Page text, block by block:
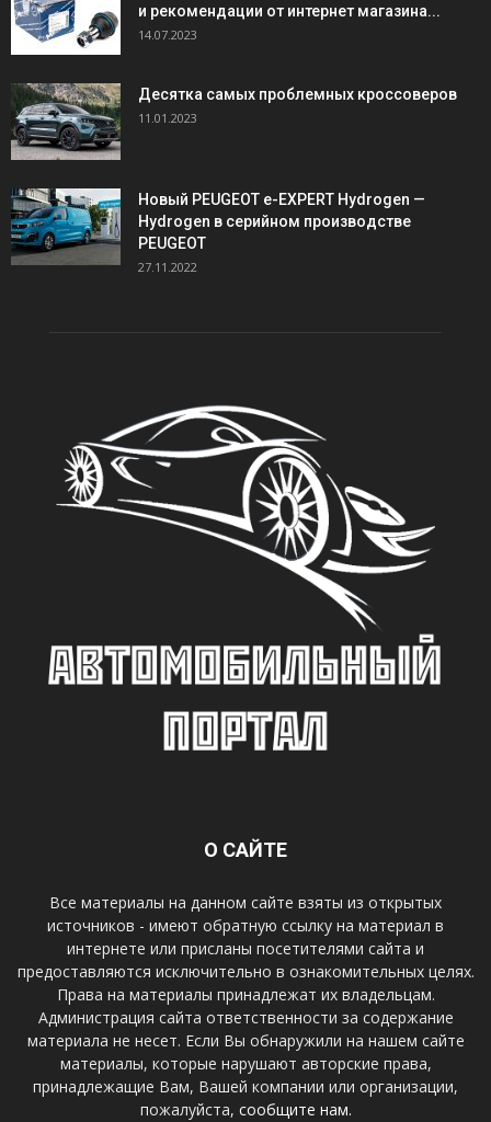
и рекомендации от интернет магазина...
14.07.2023
Десятка самых проблемных кроссоверов
11.01.2023
Новый PEUGEOT e-EXPERT Hydrogen —
Hydrogen в серийном производстве
PEUGEOT
27.11.2022
О САЙТЕ
Все материалы на данном сайте взяты из открытых
источников - имеют обратную ссылку на материал в
интернете или присланы посетителями сайта и
предоставляются исключительно в ознакомительных целях.
Права на материалы принадлежат их владельцам.
Администрация сайта ответственности за содержание
материала не несет. Если Вы обнаружили на нашем сайте
материалы, которые нарушают авторские права,
принадлежащие Вам, Вашей компании или организации,
пожалуйста, сообщите нам.